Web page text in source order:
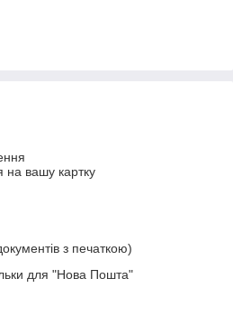
на вашу картку
з печаткою)
для "Нова Пошта"